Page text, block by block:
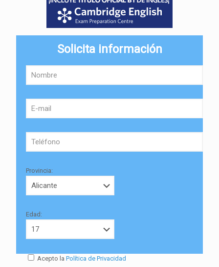
Solicita información
Provincia:
Edad:
Acepto la Política de Privacidad